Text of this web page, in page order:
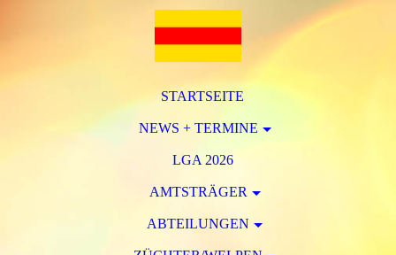
STARTSEITE
NEWS + TERMINE
LGA 2026
AMTSTRÄGER
ABTEILUNGEN